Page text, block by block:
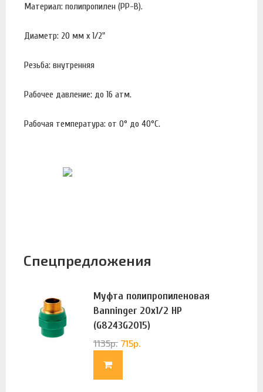
Материал: полипропилен (PP-B).
Диаметр: 20 мм х 1/2"
Резьба: внутренняя
Рабочее давление: до 16 атм.
Рабочая температура: от 0° до 40°С.
Спецпредложения
Муфта полипропиленовая
Banninger 20х1/2 НР
(G8243G2015)
1135р. 715р.